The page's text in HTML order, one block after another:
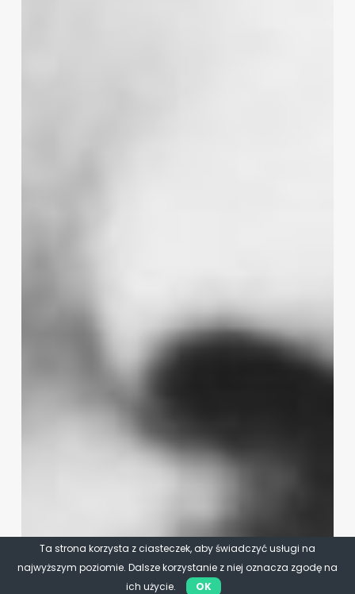
Ta strona korzysta z ciasteczek, aby świadczyć usługi na
najwyższym poziomie. Dalsze korzystanie z niej oznacza zgodę na
ich użycie.
OK